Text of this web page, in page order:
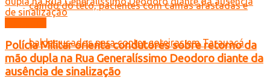
Polícia Militar orienta condutores sobre retorno da
mão dupla na Rua Generalíssimo Deodoro diante da
ausência de sinalização